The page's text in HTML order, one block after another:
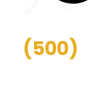
(500)